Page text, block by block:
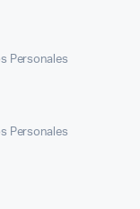
Personales
Personales